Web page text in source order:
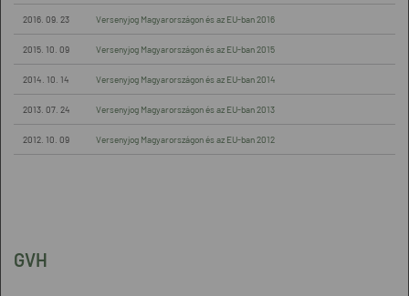
GVH
2016. 09. 23 Versenyjog Magyarországon és az EU-ban 2016
2015. 10. 09 Versenyjog Magyarországon és az EU-ban 2015
2014. 10. 14 Versenyjog Magyarországon és az EU-ban 2014
2013. 07. 24 Versenyjog Magyarországon és az EU-ban 2013
2012. 10. 09 Versenyjog Magyarországon és az EU-ban 2012